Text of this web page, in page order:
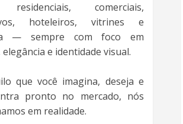
residenciais, comerciais,
hoteleiros, vitrines e
— sempre com foco em
e identidade visual.
que você imagina, deseja e
pronto no mercado, nós
em realidade.